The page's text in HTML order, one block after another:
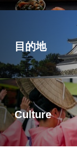
目的地
Culture